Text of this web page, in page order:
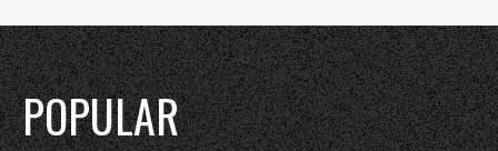
POPULAR